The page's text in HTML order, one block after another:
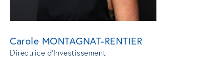
Carole MONTAGNAT-RENTIER
Directrice d'Investissement